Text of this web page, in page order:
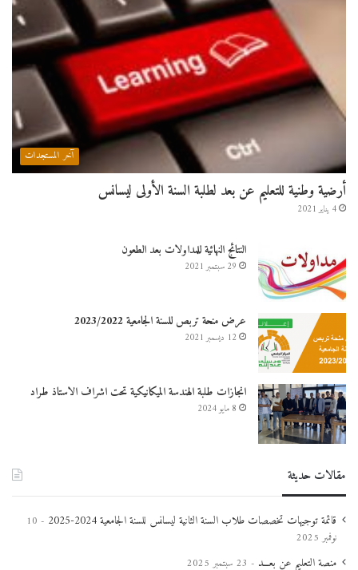
آخر المستجدات
أرضية وطنية للتعليم عن بعد لطلبة السنة الأولى ليسانس
4 يناير 2021
النتائج النهائية للمداولات بعد الطعون
29 سبتمبر 2021
عرض منحة تربص للسنة الجامعية 2023/2022
12 ديسمبر 2021
انجازات طلبة الهندسة الميكانيكية تحت اشراف الاستاذ طراد
8 مايو 2024
مقالات حديثة
قائمة توجيهات تخصصات طلاب السنة الثانية ليسانس للسنة الجامعية 2024-2025
10
نوفمبر 2025
منصة التعليم عن بعـــد 23 سبتمبر 2025